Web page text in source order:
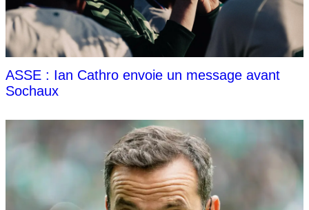
ASSE : Ian Cathro envoie un message avant
Sochaux